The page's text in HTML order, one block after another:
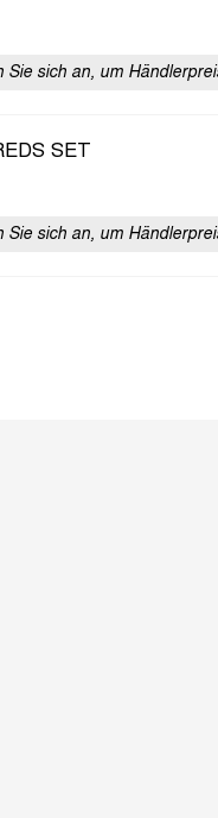
Sie sich an, um
SET
Sie sich an, um